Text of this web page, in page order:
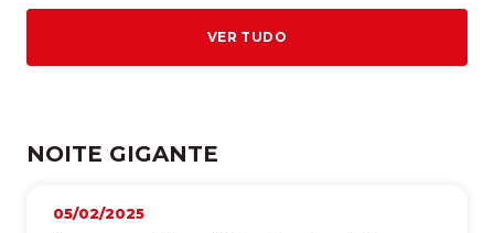
VER TUDO
NOITE GIGANTE
05/02/2025